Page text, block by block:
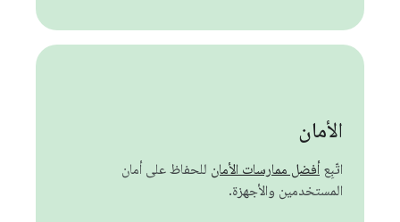
الأمان
اتّبِع أفضل ممارسات الأمان للحفاظ على أمان
المستخدمين والأجهزة.